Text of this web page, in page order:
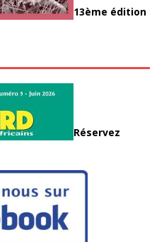
13ème édition
Réservez